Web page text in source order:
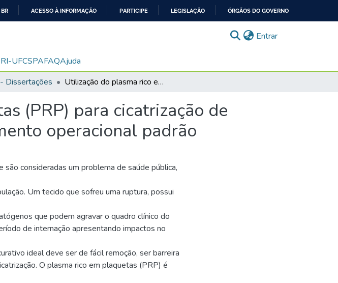
ACESSO À INFORMAÇÃO PARTICIPE LEGISLAÇÃO ÓRGÃOS DO GOVERNO
Entrar(current)
UFCSPAFAQAjuda
Dissertações Utilização do plasma rico em plaquetas (PRP) para cicatrização de lesões: desenvolvimento de procedimento operacional padrão
(PRP) para cicatrização de
operacional padrão
são consideradas um problema de saúde pública,
Um tecido que sofreu uma ruptura, possui
que podem agravar o quadro clínico do
de internação apresentando impactos no
ideal deve ser de fácil remoção, ser barreira
O plasma rico em plaquetas (PRP) é